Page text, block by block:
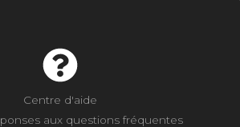
Centre d'aide
aux questions fréquentes